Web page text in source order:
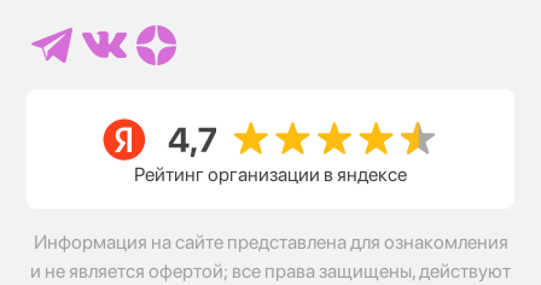
Рейтинг организации в яндексе
Информация на сайте представлена для ознакомления
и не является офертой; все права защищены, действуют